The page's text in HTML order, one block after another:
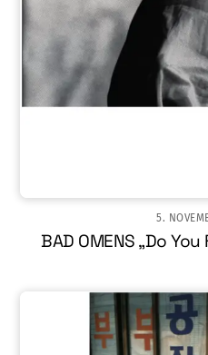
5.
BAD OMENS „Do